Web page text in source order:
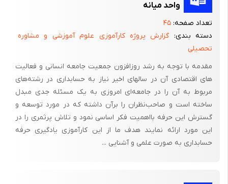
واحد میانه
تعداد صفحه: ۴۵
دسته بندی: گزارش پروژه کارآموزی علوم آموزشی و مشاوره
تحصیلی
مقدمه با توجه به رشد روزافزون جمعیت جامعه انسانی و فعالیت
های اقتصادی آن در سالهای اخیر نیاز به حسابداری در رشته‌های
مربوط به آن را در جامعه‌ای امروزی به یک مسئله جدی مبدل
ساخته است و صاحب‌نظران را برآن داشته که در مورد توسعه و
گسترش این حرفه بااهمیت فکر اساسی نمود و تلاش پرثمری را در
این مورد ارائه نمایند هدف ما از این کارآموزی یادگیری حرفه
حسابداری به صورت علمی و آشنایی ...